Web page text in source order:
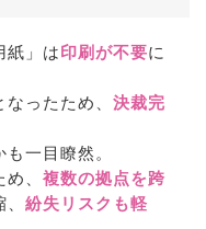
紙」は印刷が不要に
ったため、 決裁完
一目瞭然。
、 複数の拠点を跨
紛失リスクも軽